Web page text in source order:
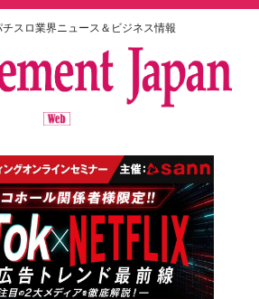
スロ業界ニュース＆ビジネス情報